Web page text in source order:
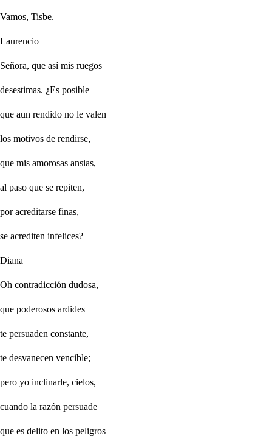
Vamos, Tisbe.
Laurencio
Señora, que así mis ruegos
desestimas. ¿Es posible
que aun rendido no le valen
los motivos de rendirse,
que mis amorosas ansias,
al paso que se repiten,
por acreditarse finas,
se acrediten infelices?
Diana
Oh contradicción dudosa,
que poderosos ardides
te persuaden constante,
te desvanecen vencible;
pero yo inclinarle, cielos,
cuando la razón persuade
que es delito en los peligros